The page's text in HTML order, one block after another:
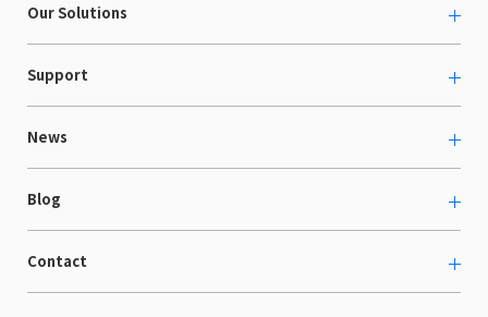
About us
カルチャー
採用情報
Our Solutions
越境ECコンサルティング
Shopee支援
LaunchCart
海外向けホームページ制作
Support
お役立ち資料
セミナー情報
News
プレスリリース
イベント
ニュース
Blog
ECブログ
開発ブログ
Contact